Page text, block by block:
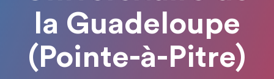
la Guadeloupe
(Pointe-à-Pitre)